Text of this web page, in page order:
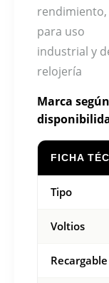
rendimiento,
para uso
industrial y
relojería
Marca según
FICHA
Tipo
Voltios
Recargable